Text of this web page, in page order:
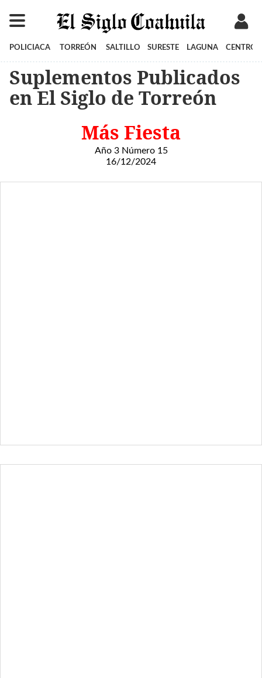
POLICIACA TORREÓN SALTILLO SURESTE LAGUNA CENTRO
Suplementos Publicados
en El Siglo de Torreón
Más Fiesta
Año 3 Número 15
16/12/2024